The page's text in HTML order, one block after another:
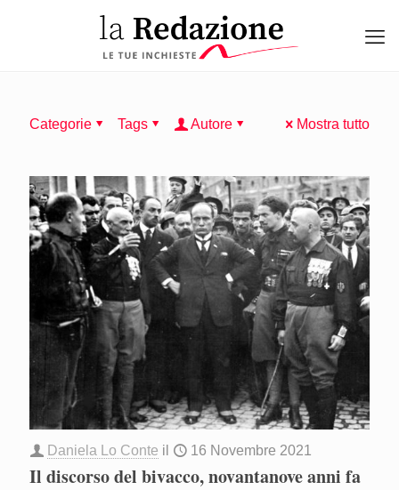
Categorie Tags Autore Mostra tutto
Daniela Lo Conte il 16 Novembre 2021
Il discorso del bivacco, novantanove anni fa